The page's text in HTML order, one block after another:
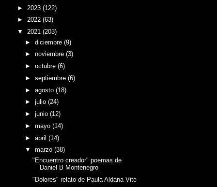
► 2023 (122)
► 2022 (63)
▼ 2021 (203)
► diciembre (9)
► noviembre (3)
► octubre (6)
► septiembre (6)
► agosto (18)
► julio (24)
► junio (12)
► mayo (14)
► abril (14)
▼ marzo (38)
"Encuentro creador" poemas de
Daniel B Montenegro
"Dolores" relato de Paula Aldana Vite